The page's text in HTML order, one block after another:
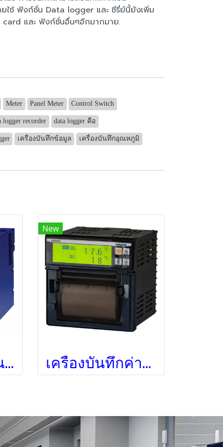
ใช้ ฟังก์ชั่น Data logger และ ซีรี่ย์นี้ยังเพิ่ม
card และ ฟังก์ชั่นอื่นๆอีกมากมาย.
Meter Panel Meter Control Switch
logger recorder data logger คือ
เครื่องบันทึกข้อมูล เครื่องบันทึกอุณหภูมิ
เครื่องบันทึกอุณหภูมิ HR-706, 6-point
New
เครื่องบันทึกค่ากระบวนการ/ดิจิตอล KRN50-1000-00,1CH